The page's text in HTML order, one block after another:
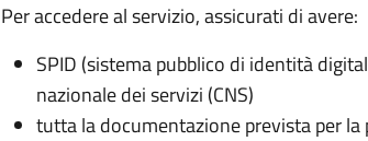
Per accedere al servizio, assicurati di avere:
SPID (sistema pubblico di identità
nazionale dei servizi (CNS)
tutta la documentazione prevista per la